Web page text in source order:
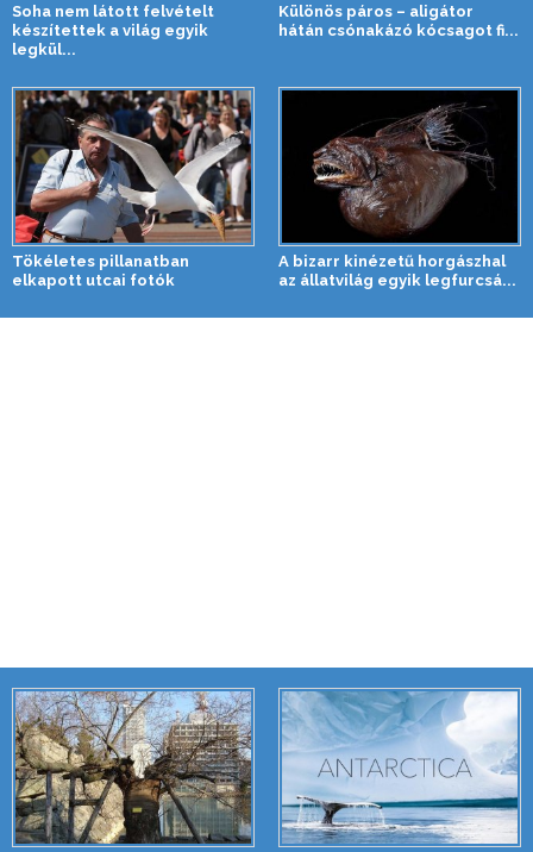
Soha nem látott felvételt
készítettek a világ egyik
legkül...
Különös páros – aligátor
hátán csónakázó kócsagot fi...
Tökéletes pillanatban
elkapott utcai fotók
A bizarr kinézetű horgászhal
az állatvilág egyik legfurcsá...